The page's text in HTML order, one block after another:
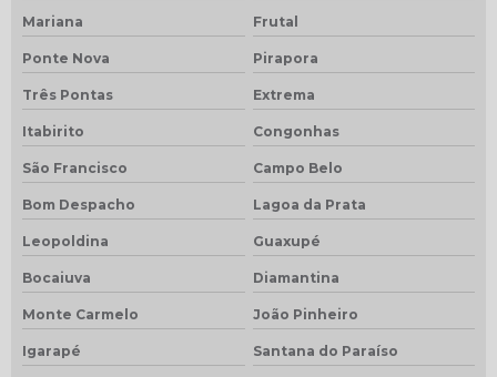
Mariana Frutal
Ponte Nova Pirapora
Três Pontas Extrema
Itabirito Congonhas
São Francisco Campo Belo
Bom Despacho Lagoa da Prata
Leopoldina Guaxupé
Bocaiuva Diamantina
Monte Carmelo João Pinheiro
Igarapé Santana do Paraíso